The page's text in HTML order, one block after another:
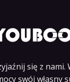
się z nami.
swój własny